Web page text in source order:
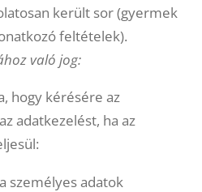
került sor (gyermek
feltételek).
való jog:
hogy kérésére az
adatkezelést, ha az
személyes adatok